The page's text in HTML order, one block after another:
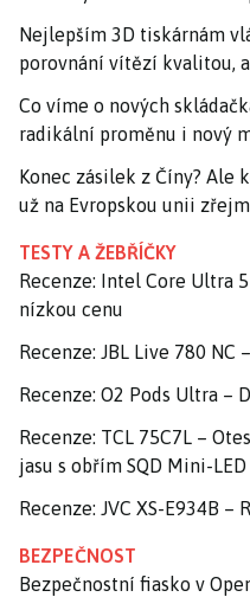
Nejlepším 3D tiskárnám
porovnání vítězí kvalitou,
Co víme o nových
radikální proměnu i nový
Konec zásilek z Číny? Ale
už na Evropskou unii
TESTY A ŽEBŘÍČKY
Recenze: Intel Core Ultra
nízkou cenu
Recenze: JBL Live 780
Recenze: O2 Pods Ultra –
Recenze: TCL 75C7L –
jasu s obřím SQD Mini-
Recenze: JVC XS-E934B
BEZPEČNOST
Bezpečnostní fiasko v